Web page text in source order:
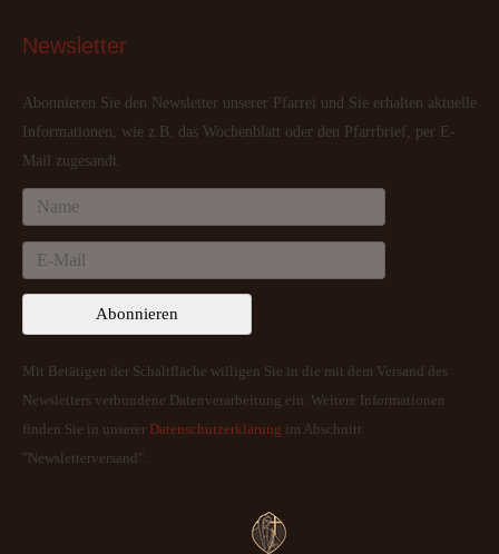
Newsletter
Abonnieren Sie den Newsletter unserer Pfarrei und Sie erhalten aktuelle
Informationen, wie z.B. das Wochenblatt oder den Pfarrbrief, per E-
Mail zugesandt.
Mit Betätigen der Schaltfläche willigen Sie in die mit dem Versand des
Newsletters verbundene Datenverarbeitung ein. Weitere Informationen
finden Sie in unserer Datenschutzerklärung im Abschnitt
"Newsletterversand".